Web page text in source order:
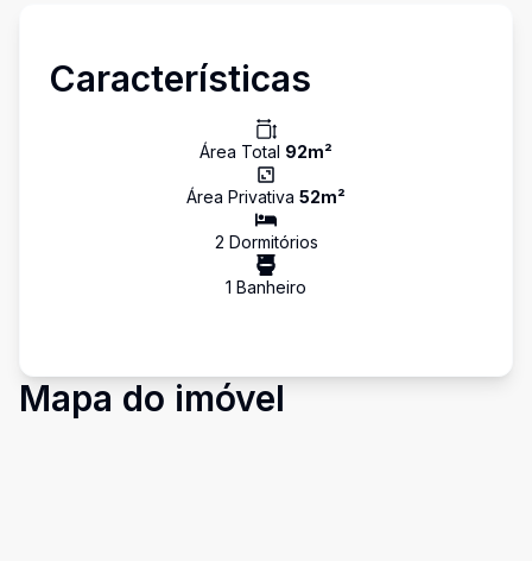
Características
Área Total 92m²
Área Privativa 52m²
2 Dormitórios
1 Banheiro
Mapa do imóvel